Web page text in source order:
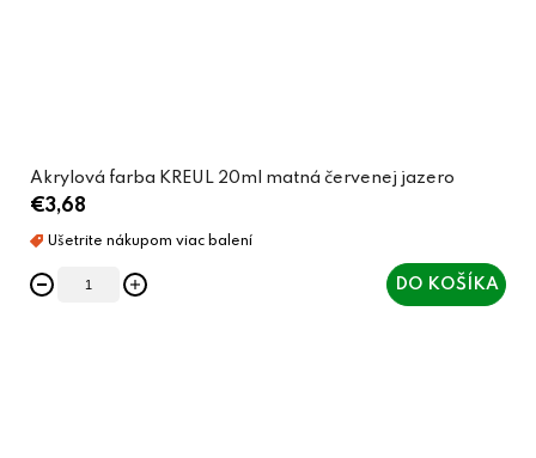
Akrylová farba KREUL 20ml matná červenej jazero
€3,68
DO KOŠÍKA